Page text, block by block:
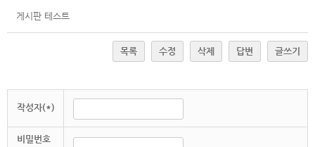
게시판 테스트
목록 수정 삭제 답변 글쓰기
작성자(*)
비밀번호